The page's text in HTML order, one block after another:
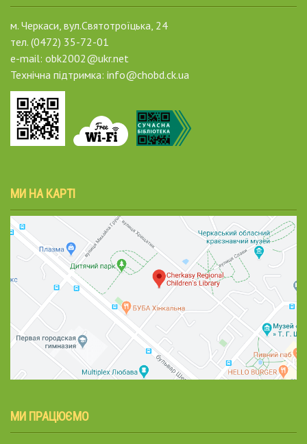
м. Черкаси, вул.Святотроїцька, 24
тел. (0472) 35-72-01
e-mail: obk2002@ukr.net
Технічна підтримка: info@chobd.ck.ua
МИ НА КАРТІ
МИ ПРАЦЮЄМО